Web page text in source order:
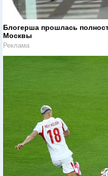
Блогерша прошлась
Москвы
Реклама